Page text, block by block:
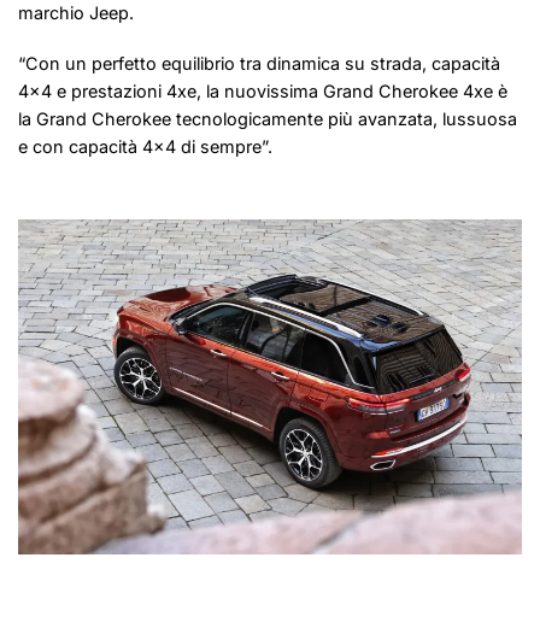
marchio Jeep.
“Con un perfetto equilibrio tra dinamica su strada, capacità
4×4 e prestazioni 4xe, la nuovissima Grand Cherokee 4xe è
la Grand Cherokee tecnologicamente più avanzata, lussuosa
e con capacità 4×4 di sempre”.